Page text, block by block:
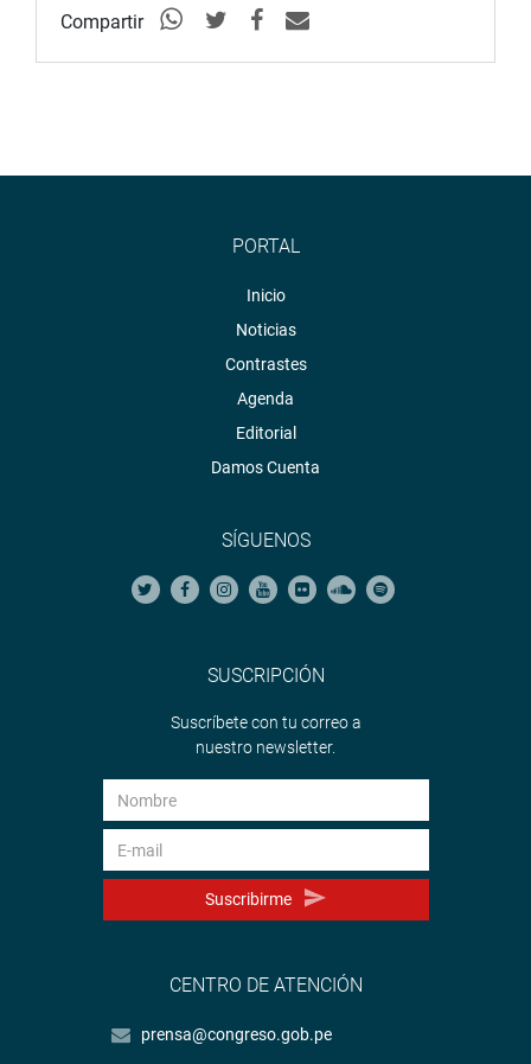
Compartir
PORTAL
Inicio
Noticias
Contrastes
Agenda
Editorial
Damos Cuenta
SÍGUENOS
SUSCRIPCIÓN
Suscríbete con tu correo a
nuestro newsletter.
Suscribirme
CENTRO DE ATENCIÓN
prensa@congreso.gob.pe